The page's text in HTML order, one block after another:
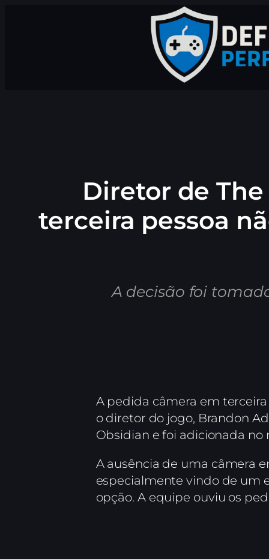
Diretor de
terceira pessoa
A decisão foi
A pedida câmera em
o diretor do jogo, Brandon
Obsidian e foi adicionada
A ausência de uma câmera
especialmente vindo de um
opção. A equipe ouviu os